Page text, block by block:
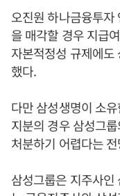
오진원 하나금융투자
을 매각할 경우 지급
자본적정성 규제에도
했다.
다만 삼성생명이 소
지분의 경우 삼성그
처분하기 어렵다는
삼성그룹은 지주사